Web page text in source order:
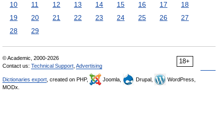
10
11 12 13 14 15 16 17
18
19
20 21 22 23 24 25 26
27
28
29
18+
© Academic, 2000-2026
Contact us: Technical Support Advertising
Dictionaries export , created on PHP, Joomla, Drupal,
WordPress,
MODx.